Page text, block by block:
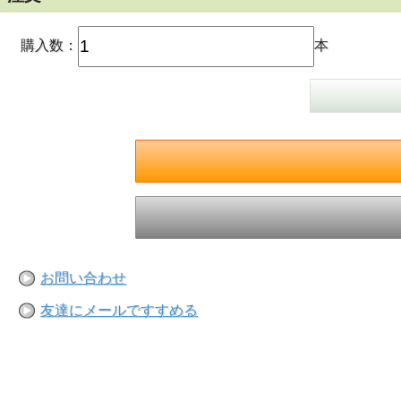
購入数： 本
お問い合わせ
友達にメールですすめる